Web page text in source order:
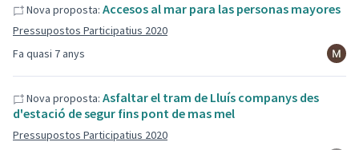
Fa quasi 7 anys
Nova proposta: Accesos al mar para las personas mayores
Pressupostos Participatius 2020
Nova proposta: Asfaltar el tram de Lluís companys des
d'estació de segur fins pont de mas mel
Pressupostos Participatius 2020